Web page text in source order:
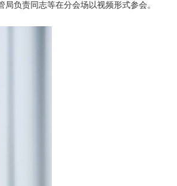
负责同志等在分会场以视频形式参会。